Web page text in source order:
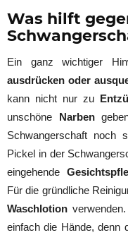
Was hilft
Ein ganz wichtiger
ausdrücken oder
kann nicht nur zu
unschöne Narben
Schwangerschaft noch
Pickel in der
eingehende
Für die gründliche
Waschlotion
einfach die Hände, denn